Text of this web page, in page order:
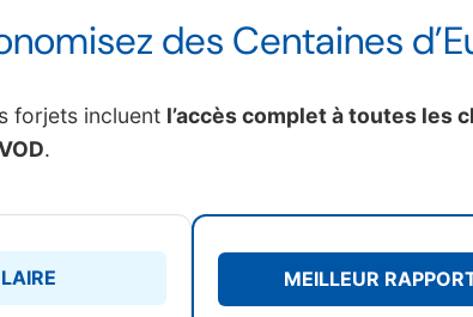
des Centaines
forjets incluent l’accès complet à toutes les
.
MEILLEUR